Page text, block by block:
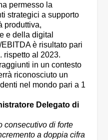
permesso la
strategici a supporto
produttiva,
e della digital
è risultato pari
rispetto al 2023.
in un contesto
riconosciuto un
nel mondo pari a 1
Delegato di
consecutivo di forte
a doppia cifra